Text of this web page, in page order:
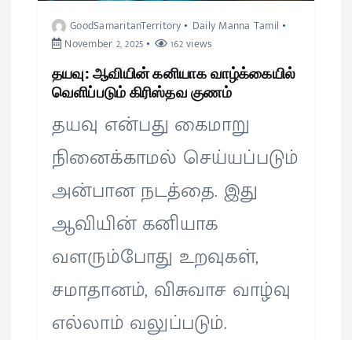
GoodSamaritanTerritory
Daily Manna Tamil
November 2, 2025
162 views
தயவு: ஆவியின் கனியாக வாழ்க்கையில்
வெளிப்படும் கிரிஸ்தவ குணம்
தயவு என்பது கைமாறு
நினைக்காமல் செய்யப்படும்
அன்பான நடத்தை. இது
ஆவியின் கனியாக
வளரும்போது உறவுகள்,
சமாதானம், விசுவாச வாழ்வு
எல்லாம் வலுப்படும்.